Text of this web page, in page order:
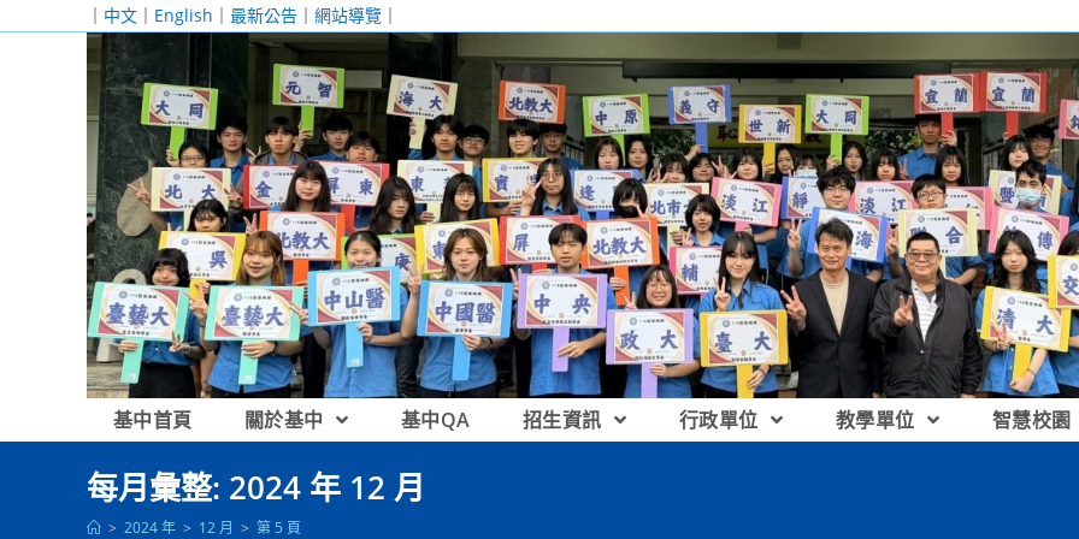
｜ 中文 ｜ English ｜ 最新公告 ｜ 網站導覽 ｜
基中首頁 關於基中 基中QA 招生資訊 行政單位 教學單位 智慧校園
每月彙整: 2024 年 12 月
> 2024 年 > 12 月 > 第 5 頁